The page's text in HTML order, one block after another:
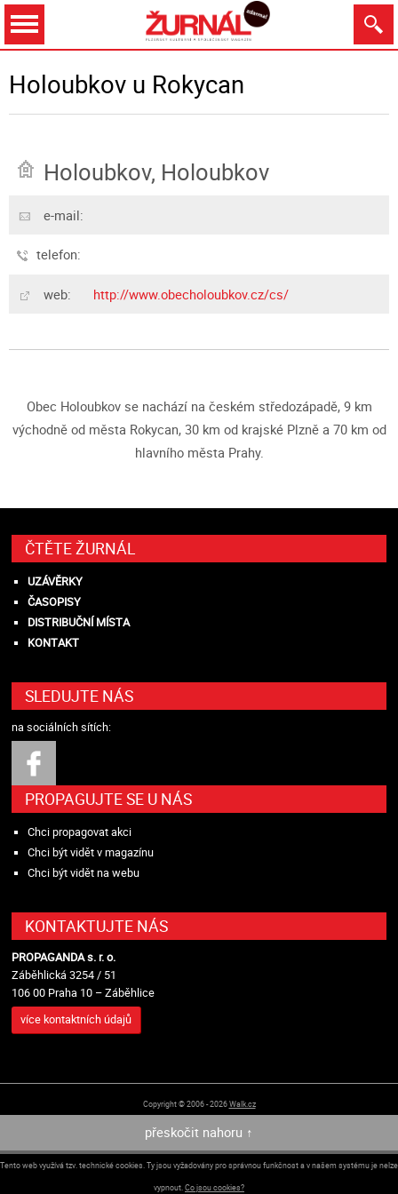
Holoubkov u Rokycan
Holoubkov, Holoubkov
e-mail:
telefon:
web: http://www.obecholoubkov.cz/cs/
Obec Holoubkov se nachází na českém středozápadě, 9 km
východně od města Rokycan, 30 km od krajské Plzně a 70 km od
hlavního města Prahy.
ČTĚTE ŽURNÁL
UZÁVĚRKY
ČASOPISY
DISTRIBUČNÍ MÍSTA
KONTAKT
SLEDUJTE NÁS
na sociálních sítích:
PROPAGUJTE SE U NÁS
Chci propagovat akci
Chci být vidět v magazínu
Chci být vidět na webu
KONTAKTUJTE NÁS
PROPAGANDA s. r. o.
Záběhlická 3254 / 51
106 00 Praha 10 – Záběhlice
více kontaktních údajů
Copyright © 2006 - 2026Walk.cz
přeskočit nahoru ↑
Tento web využívá tzv. technické cookies. Ty jsou vyžadovány pro správnou funkčnost a v našem systému je nelze
vypnout. Co jsou cookies?